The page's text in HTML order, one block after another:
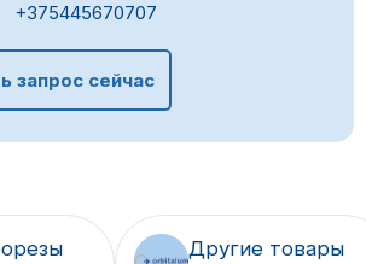
+375445670707
запрос сейчас
Другие товары